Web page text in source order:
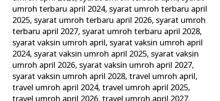
umroh terbaru april 2024, syarat umroh terbaru april
2025, syarat umroh terbaru april 2026, syarat umroh
terbaru april 2027, syarat umroh terbaru april 2028,
syarat vaksin umroh april, syarat vaksin umroh april
2024, syarat vaksin umroh april 2025, syarat vaksin
umroh april 2026, syarat vaksin umroh april 2027,
syarat vaksin umroh april 2028,travel umroh april,
travel umroh april 2024,travel umroh april 2025,